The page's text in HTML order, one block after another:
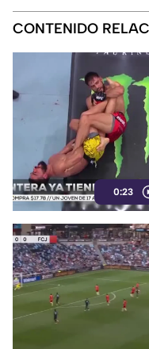
CONTENIDO
0:23